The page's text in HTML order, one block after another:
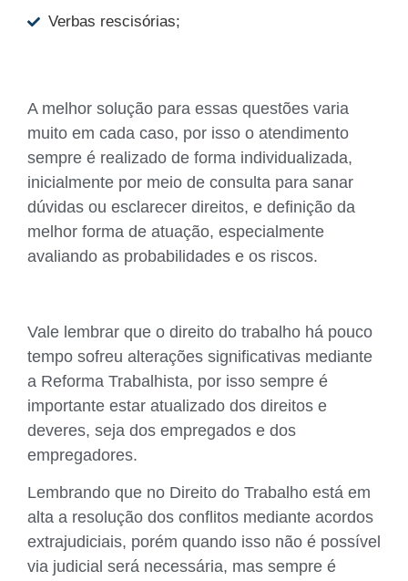
Verbas rescisórias;
A melhor solução para essas questões varia
muito em cada caso, por isso o atendimento
sempre é realizado de forma individualizada,
inicialmente por meio de consulta para sanar
dúvidas ou esclarecer direitos, e definição da
melhor forma de atuação, especialmente
avaliando as probabilidades e os riscos.
Vale lembrar que o direito do trabalho há pouco
tempo sofreu alterações significativas mediante
a Reforma Trabalhista, por isso sempre é
importante estar atualizado dos direitos e
deveres, seja dos empregados e dos
empregadores.
Lembrando que no Direito do Trabalho está em
alta a resolução dos conflitos mediante acordos
extrajudiciais, porém quando isso não é possível
via judicial será necessária, mas sempre é